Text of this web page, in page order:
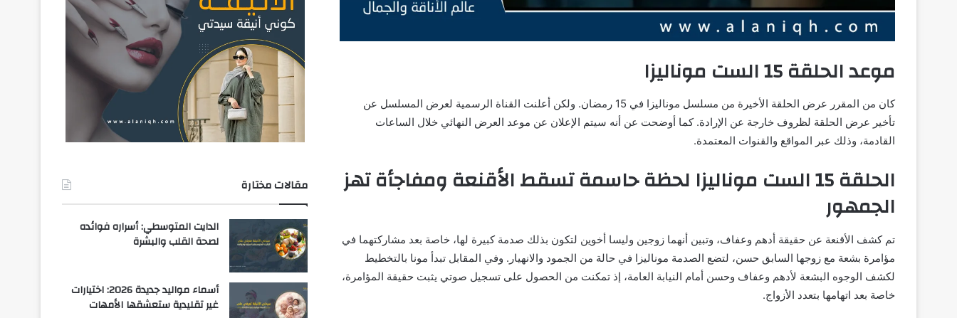
موعد الحلقة 15 الست موناليزا
كان من المقرر عرض الحلقة الأخيرة من مسلسل موناليزا في 15 رمضان. ولكن أعلنت القناة الرسمية لعرض المسلسل عن
تأخير عرض الحلقة لظروف خارجة عن الإرادة. كما أوضحت عن أنه سيتم الإعلان عن موعد العرض النهائي خلال الساعات
القادمة، وذلك عبر المواقع والقنوات المعتمدة.
الحلقة 15 الست موناليزا لحظة حاسمة تسقط الأقنعة ومفاجأة تهز
الجمهور
تم كشف الأقنعة عن حقيقة أدهم وعفاف، وتبين أنهما زوجين وليسا أخوين لتكون بذلك صدمة كبيرة لها، خاصة بعد مشاركتهما في
مؤامرة بشعة مع زوجها السابق حسن، لتضع الصدمة موناليزا في حالة من الجمود والانهيار. وفي المقابل تبدأ مونا بالتخطيط
لكشف الوجوه البشعة لأدهم وعفاف وحسن أمام النيابة العامة، إذ تمكنت من الحصول على تسجيل صوتي يثبت حقيقة المؤامرة،
خاصة بعد اتهامها بتعدد الأزواج.
مقالات مختارة
الدايت المتوسطي: أسراره فوائده
لصحة القلب والبشرة
أسماء مواليد جديدة 2026: اختيارات
غير تقليدية ستعشقها الأمهات